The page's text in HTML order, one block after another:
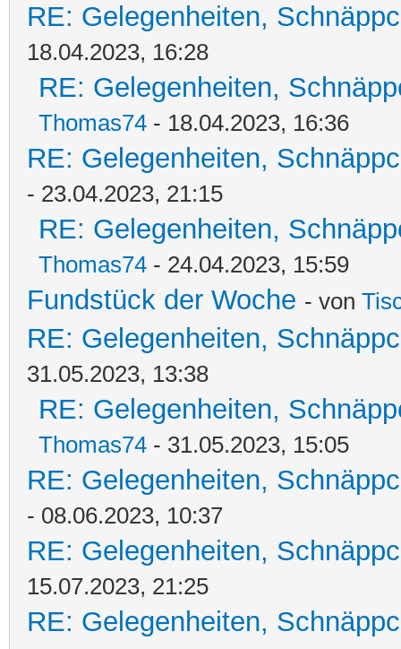
RE: Gelegenheiten,
18.04.2023, 16:28
RE: Gelegenheiten,
Thomas74 - 18.04.2023, 16:36
RE: Gelegenheiten,
- 23.04.2023, 21:15
RE: Gelegenheiten,
Thomas74 - 24.04.2023, 15:59
Fundstück der Woche - von
RE: Gelegenheiten,
31.05.2023, 13:38
RE: Gelegenheiten,
Thomas74 - 31.05.2023, 15:05
RE: Gelegenheiten,
- 08.06.2023, 10:37
RE: Gelegenheiten,
15.07.2023, 21:25
RE: Gelegenheiten,